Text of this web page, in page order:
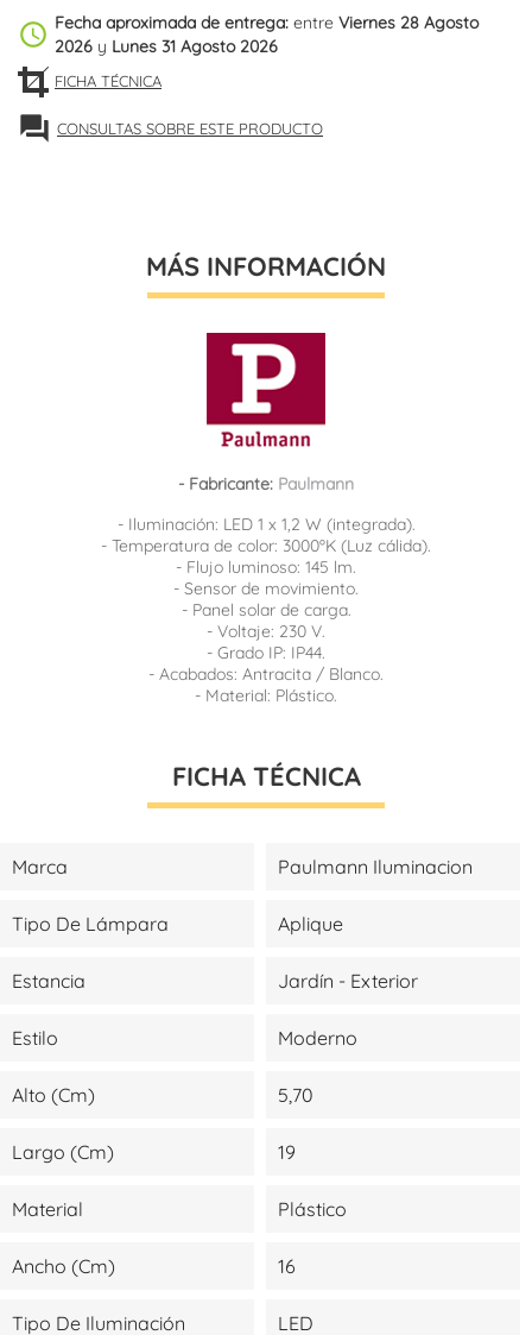
schedule Fecha aproximada de entrega: entre Viernes 28 Agosto
2026 y Lunes 31 Agosto 2026
FICHA TÉCNICA
forum CONSULTAS SOBRE ESTE PRODUCTO
MÁS INFORMACIÓN
- Fabricante: Paulmann
- Iluminación: LED 1 x 1,2 W (integrada).
- Temperatura de color: 3000ºK (Luz cálida).
- Flujo luminoso: 145 lm.
- Sensor de movimiento.
- Panel solar de carga.
- Voltaje: 230 V.
- Grado IP: IP44.
- Acabados: Antracita / Blanco.
- Material: Plástico.
FICHA TÉCNICA
Marca Paulmann Iluminacion
Tipo De Lámpara Aplique
Estancia Jardín - Exterior
Estilo Moderno
Alto (cm) 5,70
Largo (cm) 19
Material Plástico
Ancho (cm) 16
Tipo De Iluminación LED